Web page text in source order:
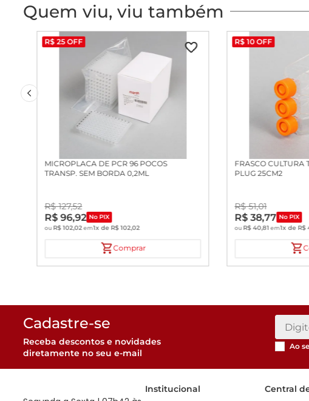
Quem viu, viu também
R$ 25OFF
MICROPLACA DE PCR 96 POCOS
TRANSP. SEM BORDA 0,2ML
R$ 127,52
R$ 96,92 No PIX
ou R$ 102,02em1x de R$ 102,02
Comprar
R$ 10OFF
FRASCO CULTURA
PLUG 25CM2
R$ 51,01
R$ 38,77 No PIX
ou R$ 40,81em1x de R$
Cadastre-se
Receba descontos e novidades
diretamente no seu e-mail
Ao
Institucional Central